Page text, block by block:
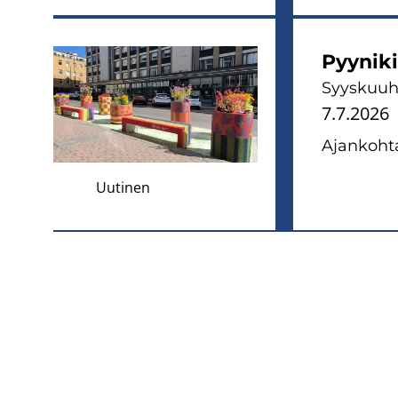
Uutinen
7.7.2026